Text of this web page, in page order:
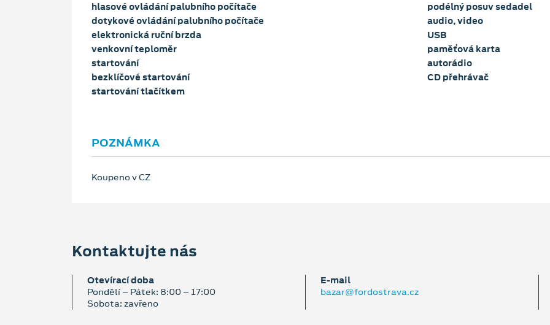
hlasové ovládání palubního počítače
dotykové ovládání palubního počítače
elektronická ruční brzda
venkovní teploměr
startování
bezklíčové startování
startování tlačítkem
podélný posuv sedadel
audio, video
USB
paměťová karta
autorádio
CD přehrávač
POZNÁMKA
Koupeno v CZ
Kontaktujte nás
Otevírací doba
Pondělí – Pátek: 8:00 – 17:00
Sobota: zavřeno
E‑mail
bazar@fordostrava.cz